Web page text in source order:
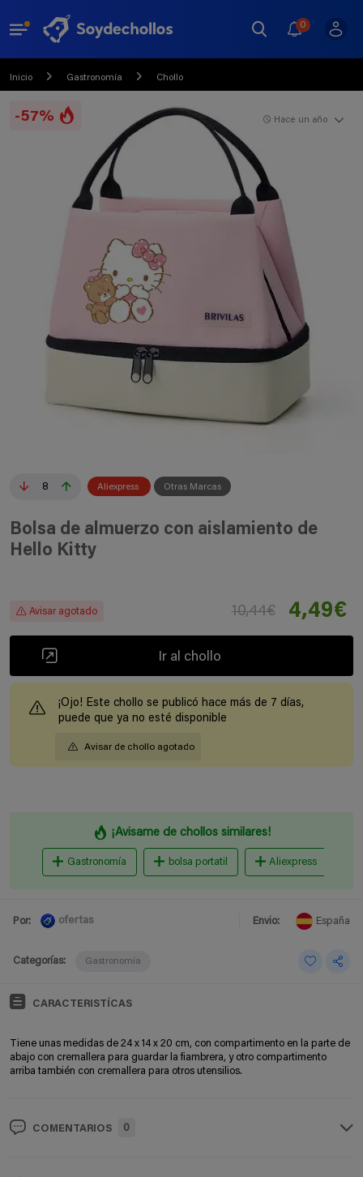
0
Inicio Gastronomía Chollo
-57%
8 Aliexpress Otras Marcas
Hace un año
Bolsa de almuerzo con aislamiento de
Hello Kitty
Avisar agotado 10,44€ 4,49€
Ir al chollo
¡Ojo! Este chollo se publicó hace más de 7 días,
puede que ya no esté disponible
Avisar de chollo agotado
¡Avisame de chollos similares!
Gastronomía bolsa portatil Aliexpress
Por: ofertas Envio: España
Categorías: Gastronomía
CARACTERISTÍCAS
Tiene unas medidas de 24 x 14 x 20 cm, con compartimento en la parte de
abajo con cremallera para guardar la fiambrera, y otro compartimento
arriba también con cremallera para otros utensilios.
COMENTARIOS 0